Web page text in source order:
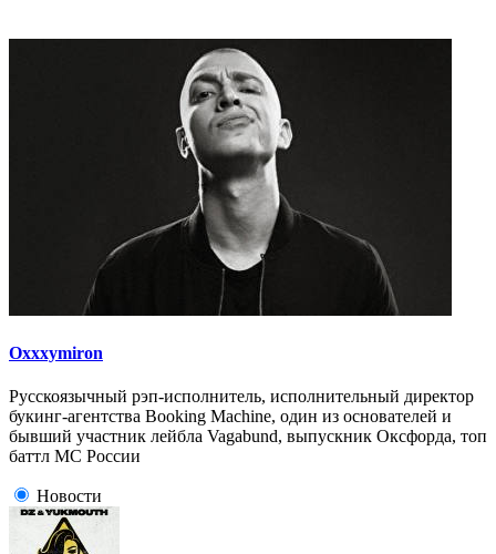
Oxxxymiron
Русскоязычный рэп-исполнитель, исполнительный директор
букинг-агентства Booking Machine, один из основателей и
бывший участник лейбла Vagabund, выпускник Оксфорда, топ
баттл МС России
Новости